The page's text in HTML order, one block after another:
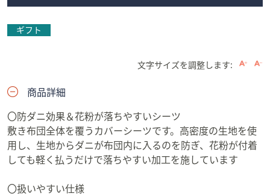
ギフト
文字サイズを調整します:
商品詳細
〇防ダニ効果＆花粉が落ちやすいシーツ
敷き布団全体を覆うカバーシーツです。高密度の生地を使
用し、生地からダニが布団内に入るのを防ぎ、花粉が付着
しても軽く払うだけで落ちやすい加工を施しています
〇扱いやすい仕様